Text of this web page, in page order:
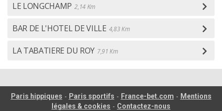
LE LONGCHAMP 2,14 Km
BAR DE L'HOTEL DE VILLE 4,83 Km
LA TABATIERE DU ROY 7,91 Km
Paris hippiques - Paris sportifs - France-bet.com - Mentions
légales & cookies - Contactez-nous